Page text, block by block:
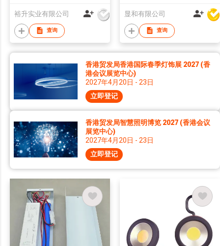
裕升实业有限公司
查询
显和有限公司
查询
香港贸发局香港国际春季灯饰展 2027 (香
港会议展览中心)
2027年4月20日 - 23日
立即登记
香港贸发局智慧照明博览 2027 (香港会议
展览中心)
2027年4月20日 - 23日
立即登记